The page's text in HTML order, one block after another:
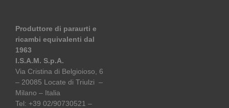
Produttore di paraurti e
ricambi equivalenti dal
1963
I.S.A.M. S.p.A.
Via Cristina di Belgioioso, 6
– 20085 Locate di Triulzi –
Milano – Italia
Tel: +39 02/90730521 –